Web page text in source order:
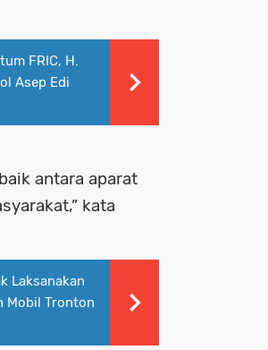
FRIC, H.
Asep Edi
antara aparat
kata
Laksanakan
Mobil Tronton